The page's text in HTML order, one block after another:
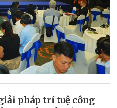
pháp trí tuệ công